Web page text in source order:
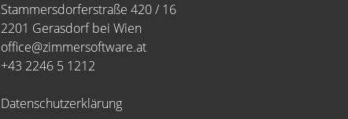
Stammersdorferstraße 420 / 16
2201 Gerasdorf bei Wien
office@zimmersoftware.at
+43 2246 5 1212
Datenschutzerklärung